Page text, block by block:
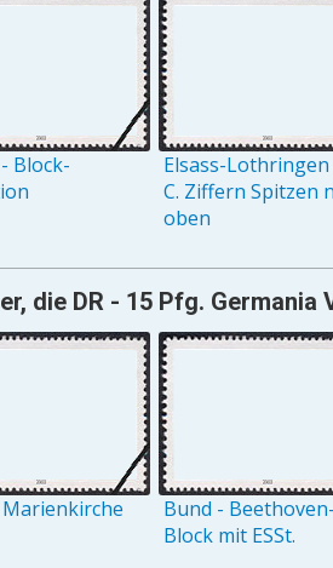
- Block-
Elsass-Lothringen
C. Ziffern Spitzen
oben
die DR - 15 Pfg. Germania
Bund - Beethoven-
Block mit ESSt.